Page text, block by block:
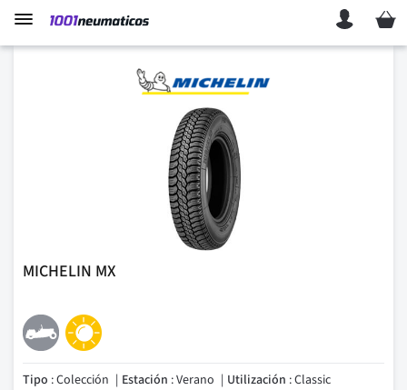
Mi
MICHELIN MX
Tipo : Colección Estación : Verano Utilización : Classic